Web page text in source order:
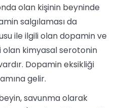
olan kişinin beyninde
salgılaması da
ile ilgili olan dopamin ve
olan kimyasal serotonin
Dopamin eksikliği
gelir.
savunma olarak